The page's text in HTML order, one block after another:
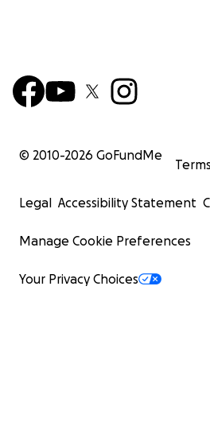
© 2010-2026 GoFundMe
Terms
Legal Accessibility Statement
Manage Cookie Preferences
Your Privacy Choices